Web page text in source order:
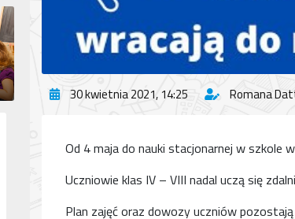
30 kwietnia 2021, 14:25 Romana
Od 4 maja do nauki stacjonarnej w szkole
Uczniowie klas IV – VIII nadal uczą się
Plan zajęć oraz dowozy uczniów